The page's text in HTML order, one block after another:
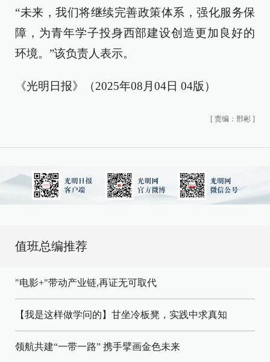
“未来，我们将继续完善政策体系，强化服务保
障，为青年学子投身西部建设创造更加良好的
环境。”该负责人表示。
《光明日报》（2025年08月04日 04版）
[ 责编：邢彬 ]
值班总编推荐
"电影+"带动产业链,再证无可取代
【我是这样做学问的】甘坐冷板凳，实践中求真知
领航共建“一带一路” 携手擘画金色未来